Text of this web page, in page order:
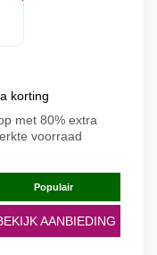
korting
met 80% extra
voorraad
Populair
AANBIEDING